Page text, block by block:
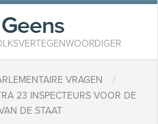
VRAGEN /
23 INSPECTEURS VOOR DE
DE STAAT